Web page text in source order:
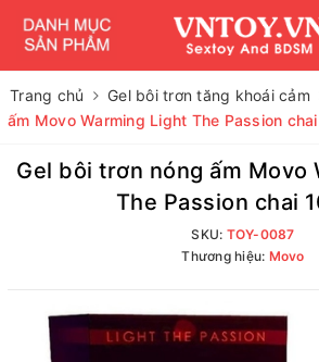
Trang chủ Gel bôi trơn tăng khoái cảm
ấm Movo Warming Light The Passion
Gel bôi trơn nóng ấm Movo
The Passion chai
SKU: TOY-0087
Thương hiệu: Movo